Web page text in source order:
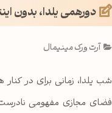
دورهمی یلدا، بدون
آرت ورک مینیمال
شب یلدا، زمانی برای در
فضای مجازی مفهومی